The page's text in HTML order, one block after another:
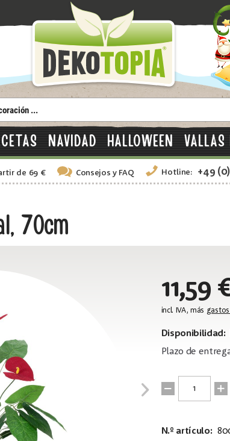
NAVIDAD HALLOWEEN
de 69 € Consejos y FAQ Hotline: +49
70cm
11,59
incl. IVA, más
Disponibilidad:
Plazo de
N.º artículo: